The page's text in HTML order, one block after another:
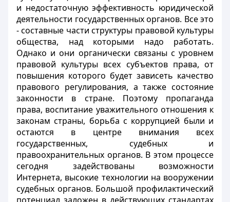
и недостаточную эффективность юридической
деятельности государственных органов. Все это
- составные части структуры правовой культуры
общества, над которыми надо работать.
Однако и они органически связаны с уровнем
правовой культуры всех субъектов права, от
повышения которого будет зависеть качество
правового регулирования, а также состояние
законности в стране. Поэтому пропаганда
права, воспитание уважительного отношения к
законам страны, борьба с коррупцией были и
остаются в центре внимания всех
государственных, судебных и
правоохранительных органов. В этом процессе
сегодня задействованы возможности
Интернета, высокие технологии на вооружении
судебных органов. Большой профилактический